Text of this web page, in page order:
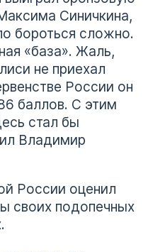
Синичкина,
бороться сложно.
«база». Жаль,
не приехал
России он
баллов. С этим
стал бы
Владимир
России оценил
своих подопечных